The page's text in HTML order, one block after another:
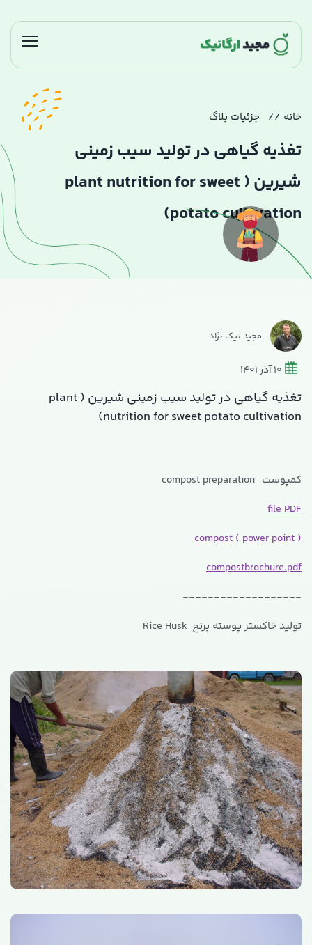
خانه جزئیات بلاگ
تغذیه گیاهی در تولید سیب زمینی
شیرین ( plant nutrition for sweet
potato cultivation)
مجید نیک نژاد
10 آذر 1401
تغذیه گیاهی در تولید سیب زمینی شیرین ( plant
nutrition for sweet potato cultivation)
کمپوست compost preparation
file PDF
compost ( power point )
compostbrochure.pdf
-------------------
تولید خاکستر پوسته برنج Rice Husk